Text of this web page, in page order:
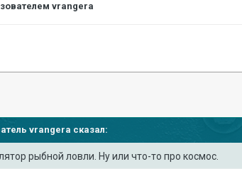
vrangera
vrangera сказал:
рыбной ловли. Ну или что-то про космос.